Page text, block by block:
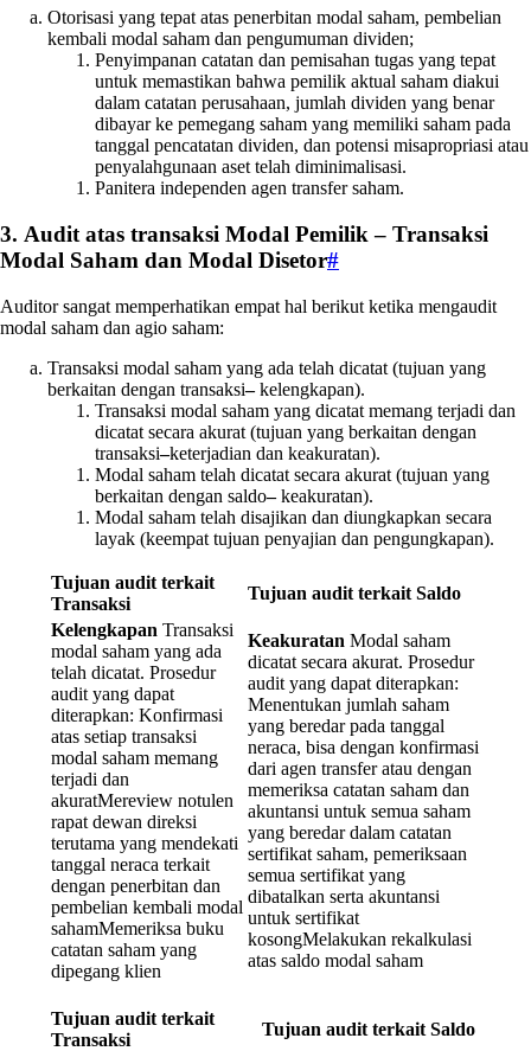
Otorisasi yang tepat atas penerbitan modal saham, pembelian
kembali modal saham dan pengumuman dividen;
Penyimpanan catatan dan pemisahan tugas yang tepat
untuk memastikan bahwa pemilik aktual saham diakui
dalam catatan perusahaan, jumlah dividen yang benar
dibayar ke pemegang saham yang memiliki saham pada
tanggal pencatatan dividen, dan potensi misapropriasi atau
penyalahgunaan aset telah diminimalisasi.
Panitera independen agen transfer saham.
3. Audit atas transaksi Modal Pemilik – Transaksi
Modal Saham dan Modal Disetor#
Auditor sangat memperhatikan empat hal berikut ketika mengaudit
modal saham dan agio saham:
Transaksi modal saham yang ada telah dicatat (tujuan yang
berkaitan dengan transaksi–kelengkapan).
Transaksi modal saham yang dicatat memang terjadi dan
dicatat secara akurat (tujuan yang berkaitan dengan
transaksi–keterjadian dan keakuratan).
Modal saham telah dicatat secara akurat (tujuan yang
berkaitan dengan saldo–keakuratan).
Modal saham telah disajikan dan diungkapkan secara
layak (keempat tujuan penyajian dan pengungkapan).
Tujuan audit terkait
Transaksi
Tujuan audit terkait Saldo
Kelengkapan Transaksi
modal saham yang ada
telah dicatat. Prosedur
audit yang dapat
diterapkan: Konfirmasi
atas setiap transaksi
modal saham memang
terjadi dan
akuratMereview notulen
rapat dewan direksi
terutama yang mendekati
tanggal neraca terkait
dengan penerbitan dan
pembelian kembali modal
sahamMemeriksa buku
catatan saham yang
dipegang klien
Keakuratan Modal saham
dicatat secara akurat. Prosedur
audit yang dapat diterapkan:
Menentukan jumlah saham
yang beredar pada tanggal
neraca, bisa dengan konfirmasi
dari agen transfer atau dengan
memeriksa catatan saham dan
akuntansi untuk semua saham
yang beredar dalam catatan
sertifikat saham, pemeriksaan
semua sertifikat yang
dibatalkan serta akuntansi
untuk sertifikat
kosongMelakukan rekalkulasi
atas saldo modal saham
Tujuan audit terkait
Transaksi
Tujuan audit terkait Saldo